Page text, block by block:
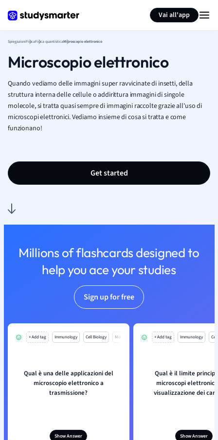
Vai all'app
SpiegazioniFisicaFisica quantisticaMicroscopio elettronico
Microscopio elettronico
Quando vediamo delle immagini super ravvicinate di insetti, della
struttura interna delle cellule o addirittura immagini di singole
molecole, si tratta quasi sempre di immagini raccolte grazie all'uso di
microscopi elettronici. Vediamo insieme di cosa si tratta e come
funzionano!
Get started
Millions of flashcards designed to
help you ace your studies
Sign up for free
+ Add tag Immunology Cell Biology Mo
Qual è una delle applicazioni del
microscopio elettronico a
trasmissione?
Show Answer
+ Add tag Immunology
Qual è il limite
microscopi elettronici
visualizzazione dei
Show Answer
Summarize page